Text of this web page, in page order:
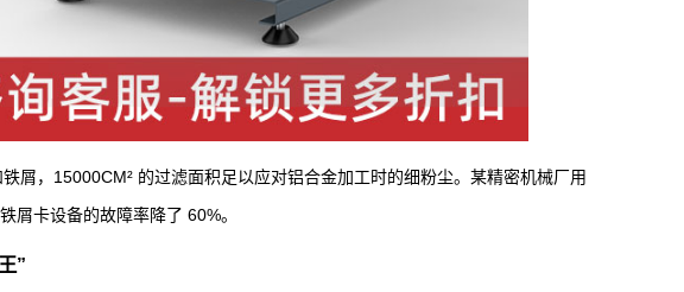
屑，15000CM² 的过滤面积足以应对铝合金加工时的细粉尘。某精密机械厂用
屑卡设备的故障率降了 60%。
”